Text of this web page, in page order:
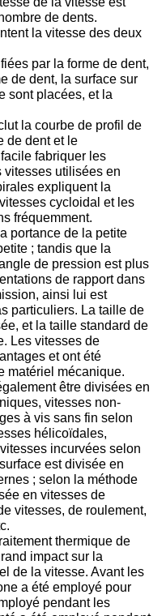
de dents.
la vitesse des deux
par la forme de dent,
de dent, la surface sur
sont placées, et la
la courbe de profil de
de dent et le
fabriquer les
utilisées en
expliquent la
cycloidal et les
fréquemment.
portance de la petite
; tandis que la
de pression est plus
de rapport dans
ainsi lui est
particuliers. La taille de
et la taille standard de
Les vitesses de
et ont été
matériel mécanique.
être divisées en
vitesses non-
à vis sans fin selon
hélicoïdales,
incurvées selon
est divisée en
; selon la méthode
en vitesses de
vitesses, de roulement,
thermique de
impact sur la
de la vitesse. Avant les
a été employé pour
pendant les